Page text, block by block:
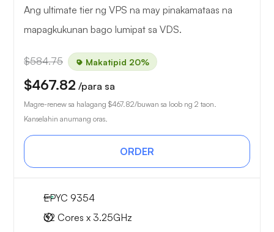
Ang ultimate tier ng VPS na may pinakamataas na
mapagkukunan bago lumipat sa VDS.
$584.75 Makatipid 20%
$467.82 /para sa
Magre-renew sa halagang $467.82/buwan sa loob ng 2 taon.
Kanselahin anumang oras.
ORDER
EPYC 9354
32 Cores x 3.25GHz